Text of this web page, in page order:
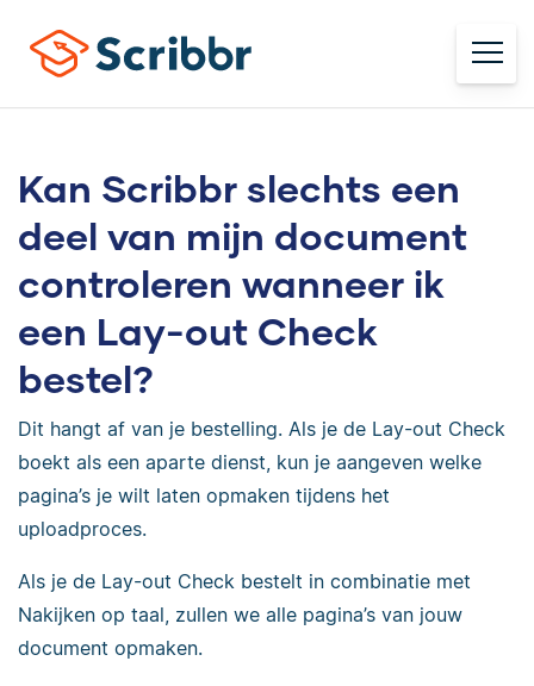
Kan Scribbr slechts een
deel van mijn document
controleren wanneer ik
een Lay-out Check
bestel?
Dit hangt af van je bestelling. Als je de Lay-out Check
boekt als een aparte dienst, kun je aangeven welke
pagina’s je wilt laten opmaken tijdens het
uploadproces.
Als je de Lay-out Check bestelt in combinatie met
Nakijken op taal, zullen we alle pagina’s van jouw
document opmaken.